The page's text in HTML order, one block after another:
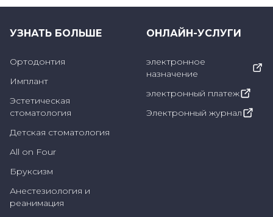
УЗНАТЬ БОЛЬШЕ
Ортодонтия
Имплант
Эстетическая
стоматология
Детская стоматология
All on Four
Бруксизм
Анестезиология и
реанимация
ОНЛАЙН-УСЛУГИ
электронное
назначение
электронный платеж
Электронный журнал